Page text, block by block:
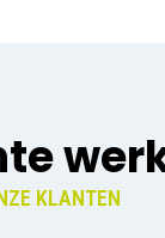
KLANTEN